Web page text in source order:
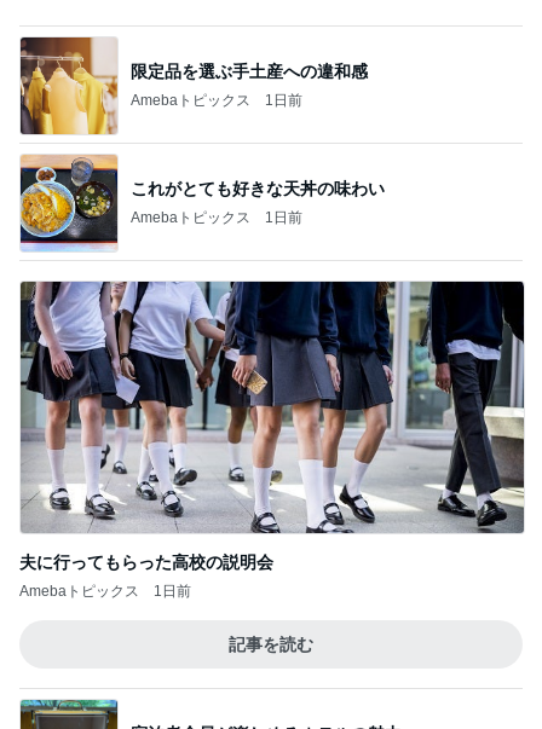
夫に行ってもらった高校の説明会
Amebaトピックス
記事を読む
宿泊者全員が楽しめるホテルの魅力
Amebaトピックス 1日前
激しい雷雨で断念した初日のKTV
Amebaトピックス 1日前
Amebaトピックス 1日前